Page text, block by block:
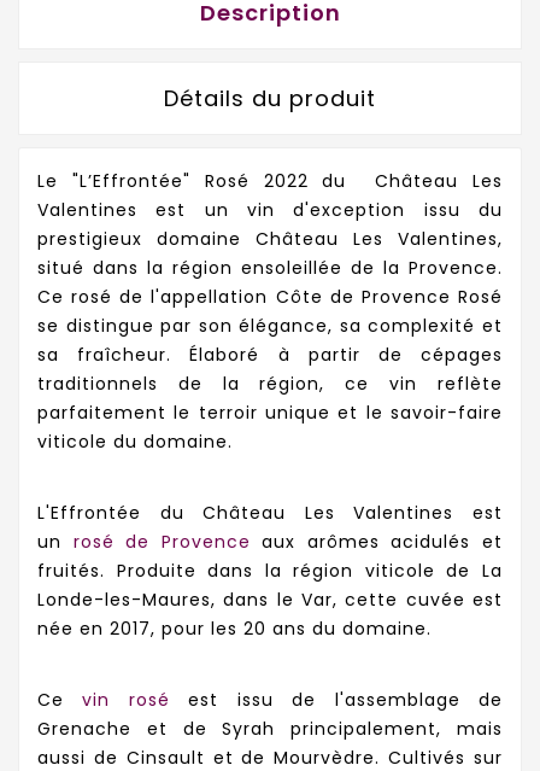
Description
Détails du produit
Le "L’Effrontée" Rosé 2022 du
Château Les
Valentinesest un vin d'exception issu du
prestigieux domaine Château Les Valentines,
situé dans la région ensoleillée de la Provence.
Ce rosé de l'appellation Côte de Provence Rosé
se distingue par son élégance, sa complexité et
sa fraîcheur. Élaboré à partir de cépages
traditionnels de la région, ce vin reflète
parfaitement le terroir unique et le savoir-faire
viticole du domaine.
L'Effrontée du Château Les Valentines est
un rosé de Provence aux arômes acidulés et
fruités. Produite dans la région viticole de La
Londe-les-Maures, dans le Var, cette cuvée est
née en 2017, pour les 20 ans du domaine.
Cevin rosé est issu de l'assemblage de
Grenache et de Syrah principalement, mais
aussi de Cinsault et de Mourvèdre. Cultivés sur